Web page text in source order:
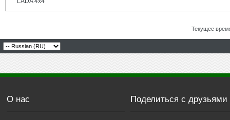
Текущее
О нас Поделиться с друзьями